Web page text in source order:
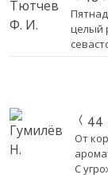
целый
44
От
С